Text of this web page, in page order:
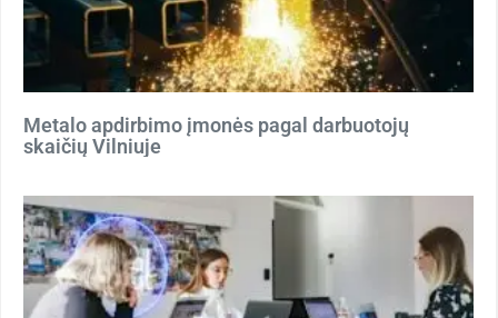
Metalo apdirbimo įmonės pagal darbuotojų
skaičių Vilniuje